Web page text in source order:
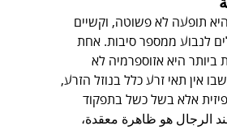
היא תופעה לא פשוטה, וקשיים
לנבוע ממספר סיבות. אחת
ביותר היא אזוספרמיה לא
אין תאי זרע כלל בנוזל הזרע,
אלא בשל כשל בתפקוד
الرجال هو ظاهرة معقدة،